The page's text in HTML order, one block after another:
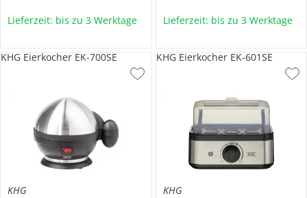
Lieferzeit: bis zu 3 Werktage Lieferzeit: bis zu 3 Werktage
KHG
KHG Eierkocher EK-700SE
KHG
KHG Eierkocher EK-601SE